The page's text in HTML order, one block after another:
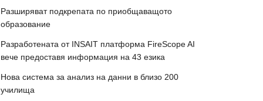
Разширяват подкрепата по приобщаващото
образование
Разработената от INSAIT платформа FireScope AI
вече предоставя информация на 43 езика
Нова система за анализ на данни в близо 200
училища